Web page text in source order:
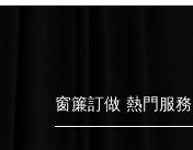
窗簾訂做 熱門服務